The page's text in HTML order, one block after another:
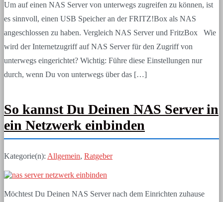
Um auf einen NAS Server von unterwegs zugreifen zu können, ist
es sinnvoll, einen USB Speicher an der FRITZ!Box als NAS
angeschlossen zu haben. Vergleich NAS Server und FritzBox Wie
wird der Internetzugriff auf NAS Server für den Zugriff von
unterwegs eingerichtet? Wichtig: Führe diese Einstellungen nur
durch, wenn Du von unterwegs über das […]
So kannst Du Deinen NAS Server in
ein Netzwerk einbinden
Kategorie(n): Allgemein, Ratgeber
Möchtest Du Deinen NAS Server nach dem Einrichten zuhause